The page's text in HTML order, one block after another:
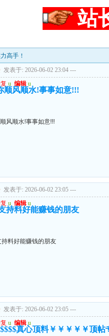
站
高手！
发表于: 2026-06-02 23:04 ---
u 编辑 u
顺风顺水!事事如意!!!
风顺水!事事如意!!!
发表于: 2026-06-02 23:05 ---
u 编辑 u
持料好能赚钱的朋友
持料好能赚钱的朋友
发表于: 2026-06-02 23:05 ---
u 编辑 u
真心顶料￥￥￥￥￥顶帖